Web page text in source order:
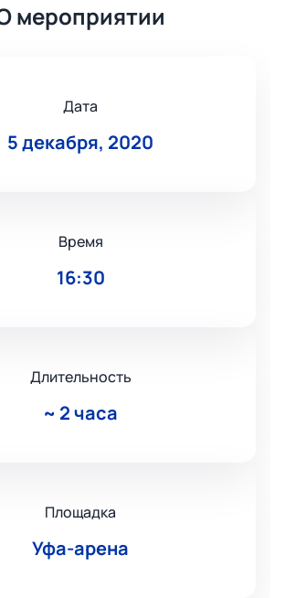
мероприятии
Дата
5 декабря, 2020
Время
16:30
Длительность
~ 2 часа
Площадка
Уфа-арена